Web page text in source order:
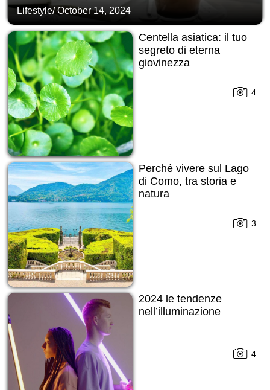
Lifestyle/October 14, 2024
Centella asiatica: il tuo
segreto di eterna
giovinezza
4
Perché vivere sul Lago
di Como, tra storia e
natura
3
2024 le tendenze
nell’illuminazione
4